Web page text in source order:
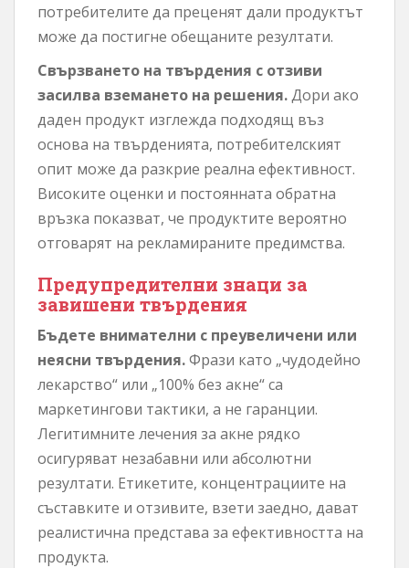
потребителите да преценят дали продуктът
може да постигне обещаните резултати.
Свързването на твърдения с отзиви
засилва вземането на решения.Дори ако
даден продукт изглежда подходящ въз
основа на твърденията, потребителският
опит може да разкрие реална ефективност.
Високите оценки и постоянната обратна
връзка показват, че продуктите вероятно
отговарят на рекламираните предимства.
Предупредителни знаци за
завишени твърдения
Бъдете внимателни с преувеличени или
неясни твърдения.Фрази като „чудодейно
лекарство“ или „100% без акне“ са
маркетингови тактики, а не гаранции.
Легитимните лечения за акне рядко
осигуряват незабавни или абсолютни
резултати. Етикетите, концентрациите на
съставките и отзивите, взети заедно, дават
реалистична представа за ефективността на
продукта.